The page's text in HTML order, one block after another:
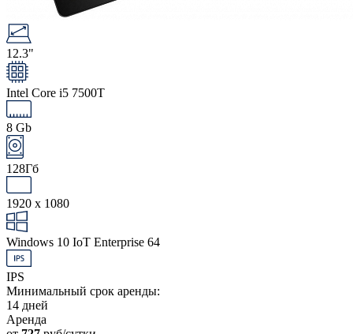
12.3"
Intel Core i5 7500T
8 Gb
128Гб
1920 x 1080
Windows 10 IoT Enterprise 64
IPS
Минимальный срок аренды:
14 дней
Аренда